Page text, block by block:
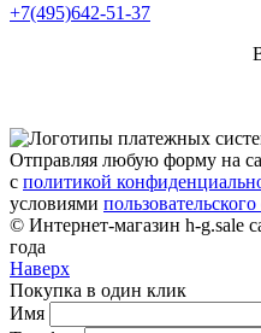
+7(495)642-51-37
Отправляя любую форму на
с политикой
условиями
© Интернет-магазин h-g.sale
года
Наверх
Покупка в один клик
Имя